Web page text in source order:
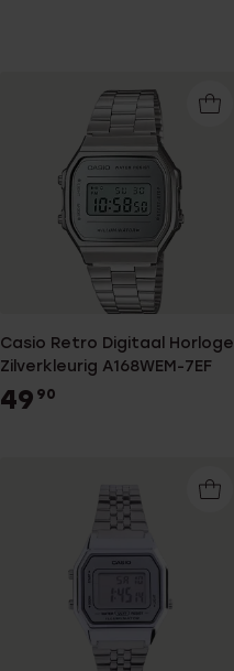
Casio Retro Digitaal Horloge
Zilverkleurig A168WEM-7EF
49 90